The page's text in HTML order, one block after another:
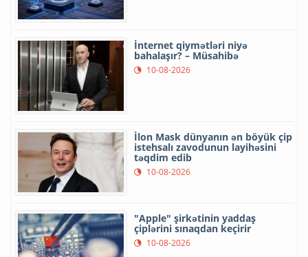
İnternet qiymətləri niyə
bahalaşır? – Müsahibə
10-08-2026
İlon Mask dünyanın ən böyük çip
istehsalı zavodunun layihəsini
təqdim edib
10-08-2026
"Apple" şirkətinin yaddaş
çiplərini sınaqdan keçirir
10-08-2026